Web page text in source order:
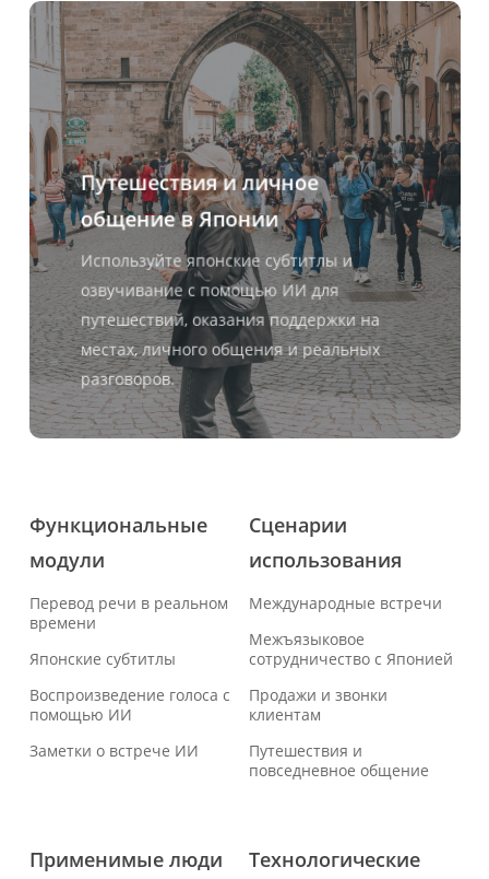
Путешествия и личное
общение в Японии
Используйте японские субтитлы и
озвучивание с помощью ИИ для
путешествий, оказания поддержки на
местах, личного общения и реальных
разговоров.
Функциональные
модули
Перевод речи в реальном
времени
Японские субтитлы
Воспроизведение голоса с
помощью ИИ
Заметки о встрече ИИ
Сценарии
использования
Международные встречи
Межъязыковое
сотрудничество с Японией
Продажи и звонки
клиентам
Путешествия и
повседневное общение
Применимые люди
Технологические